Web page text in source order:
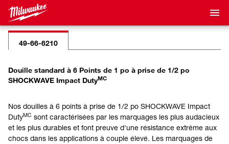
49-66-6210
Douille standard à 6 Points de 1 po à prise de 1/2 po
SHOCKWAVE Impact DutyMC
Nos douilles à 6 points à prise de 1/2 po SHOCKWAVE Impact
DutyMC sont caractérisées par les marquages les plus audacieux
et les plus durables et font preuve d'une résistance extrême aux
chocs dans les applications à couple élevé. Les marquages de